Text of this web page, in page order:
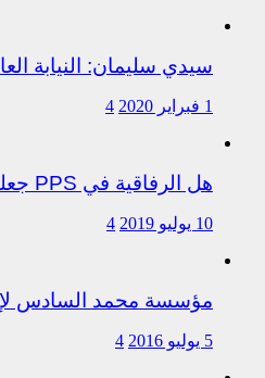
سيدي سليمان: النيابة
1 فبراير 2020 4
هل الرفاقية في PPS جعلت الدكالي يكتفي بعزل العروصي أم هناك متابعات قانونية على خلفية اختلالات التسيير بمندوبية سيدي سليمان
10 يوليو 2019 4
مؤسسة محمد السادس
5 يوليو 2016 4